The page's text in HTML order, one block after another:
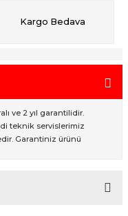
Kargo Bedava
ve 2 yıl garantilidir.
teknik servislerimiz
Garantiniz ürünü